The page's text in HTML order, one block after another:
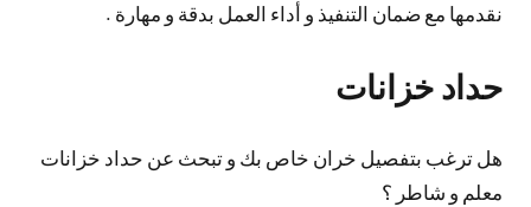
نقدمها مع ضمان التنفيذ و أداء العمل بدقة و مهارة .
حداد خزانات
هل ترغب بتفصيل خران خاص بك و تبحث عن حداد خزانات
معلم و شاطر ؟